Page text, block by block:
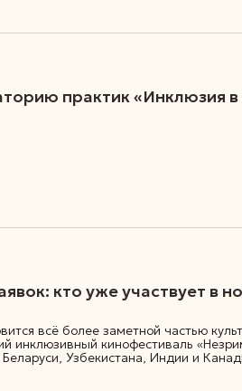
практик «Инклюзия
кто уже участвует в
всё более заметной частью
инклюзивный кинофестиваль
Узбекистана, Индии и